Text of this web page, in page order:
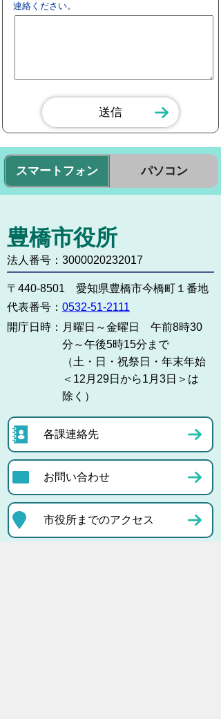
連絡ください。
スマートフォン パソコン
豊橋市役所
法人番号：3000020232017
〒440-8501 愛知県豊橋市今橋町１番地
代表番号： 0532-51-2111
開庁日時： 月曜日～金曜日 午前8時30
分～午後5時15分まで
（土・日・祝祭日・年末年始
＜12月29日から1月3日＞は
除く）
各課連絡先
お問い合わせ
市役所までのアクセス